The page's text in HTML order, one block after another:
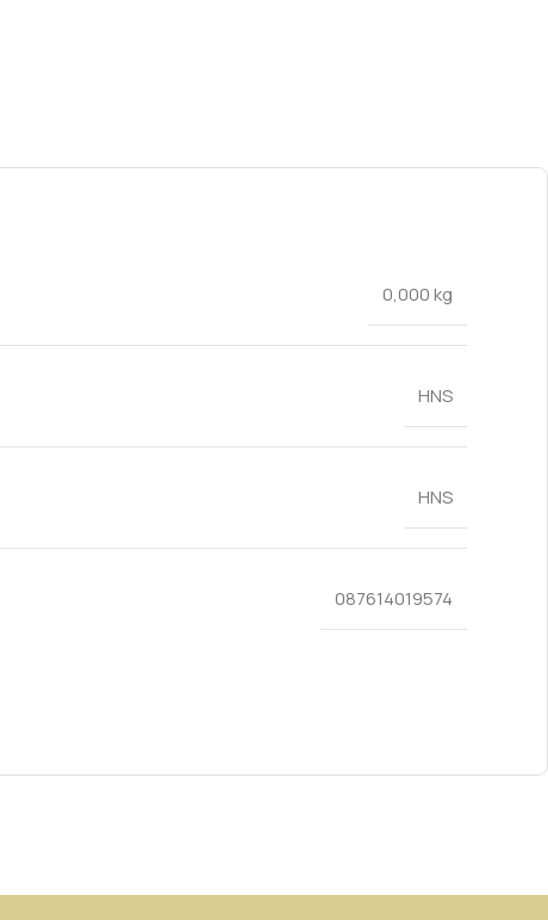
0,000 kg
HNS
HNS
087614019574